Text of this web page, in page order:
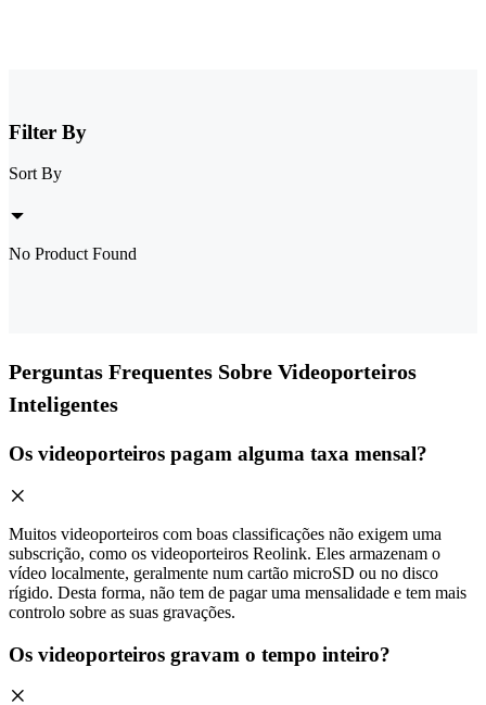
Filter By
Sort By
No Product Found
Perguntas Frequentes Sobre Videoporteiros
Inteligentes
Os videoporteiros pagam alguma taxa mensal?
Muitos videoporteiros com boas classificações não exigem uma
subscrição, como os videoporteiros Reolink. Eles armazenam o
vídeo localmente, geralmente num cartão microSD ou no disco
rígido. Desta forma, não tem de pagar uma mensalidade e tem mais
controlo sobre as suas gravações.
Os videoporteiros gravam o tempo inteiro?